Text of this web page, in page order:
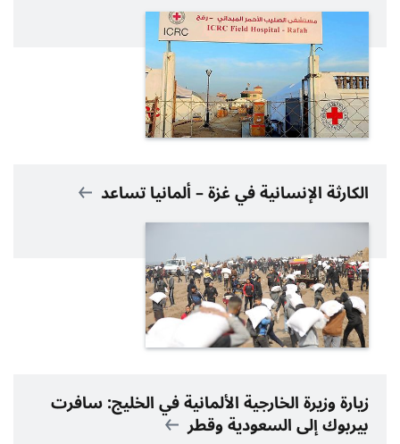
الكارثة الإنسانية في غزة – ألمانيا تساعد
زيارة وزيرة الخارجية الألمانية في الخليج: سافرت
بيربوك إلى السعودية وقطر